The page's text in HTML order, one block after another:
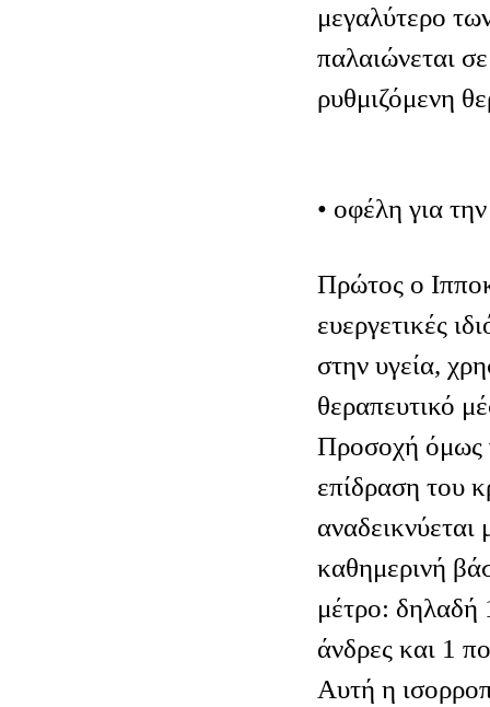
μεγαλύτερο
παλαιώνεται
ρυθμιζόμενη
• οφέλη για
Πρώτος ο
ευεργετικές
στην υγεία,
θεραπευτικό
Προσοχή όμως
επίδραση του
αναδεικνύεται
καθημερινή
μέτρο: δηλαδή
άνδρες και 1
Αυτή η